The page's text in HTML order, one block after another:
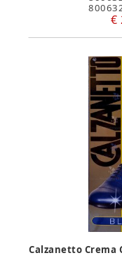
€
Calzanetto Crema